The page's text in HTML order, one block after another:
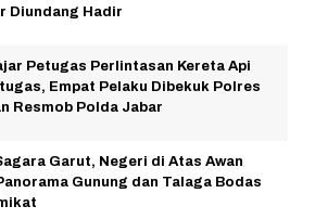
Diundang Hadir
Petugas Perlintasan Kereta Api
Empat Pelaku Dibekuk Polres
Resmob Polda Jabar
Garut, Negeri di Atas Awan
Gunung dan Talaga Bodas